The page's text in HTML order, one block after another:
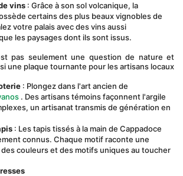
vins : Grâce à son sol volcanique, la
certains des plus beaux vignobles de
votre palais avec des vins aussi
les paysages dont ils sont issus.
une plaque tournante pour les artisans locaux
: Plongez dans l'art ancien de
. Des artisans témoins façonnent l'argile
un artisanat transmis de génération en
: Les tapis tissés à la main de Cappadoce
connus. Chaque motif raconte une
couleurs et des motifs uniques au toucher